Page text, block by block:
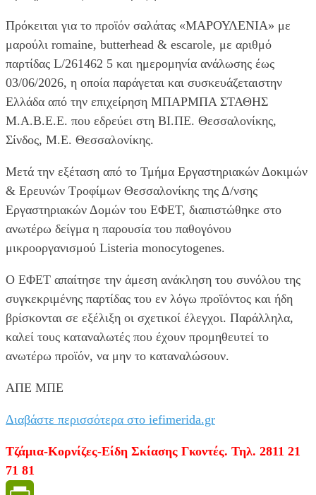
Πρόκειται για το προϊόν σαλάτας «ΜΑΡΟΥΛΕΝΙΑ» με
μαρούλι romaine, butterhead & escarole, με αριθμό
παρτίδας L/261462 5 και ημερομηνία ανάλωσης έως
03/06/2026, η οποία παράγεται και συσκευάζεταιστην
Ελλάδα από την επιχείρηση ΜΠΑΡΜΠΑ ΣΤΑΘΗΣ
Μ.Α.Β.Ε.Ε. που εδρεύει στη ΒΙ.ΠΕ. Θεσσαλονίκης,
Σίνδος, Μ.Ε. Θεσσαλονίκης.
Μετά την εξέταση από το Τμήμα Εργαστηριακών Δοκιμών
& Ερευνών Τροφίμων Θεσσαλονίκης της Δ/νσης
Εργαστηριακών Δομών του ΕΦΕΤ, διαπιστώθηκε στο
ανωτέρω δείγμα η παρουσία του παθογόνου
μικροοργανισμού Listeria monocytogenes.
Ο ΕΦΕΤ απαίτησε την άμεση ανάκληση του συνόλου της
συγκεκριμένης παρτίδας του εν λόγω προϊόντος και ήδη
βρίσκονται σε εξέλιξη οι σχετικοί έλεγχοι. Παράλληλα,
καλεί τους καταναλωτές που έχουν προμηθευτεί το
ανωτέρω προϊόν, να μην το καταναλώσουν.
ΑΠΕ ΜΠΕ
Διαβάστε περισσότερα στο iefimerida.gr
Τζάμια-Κορνίζες-Είδη Σκίασης Γκοντές. Τηλ. 2811 21
71 81